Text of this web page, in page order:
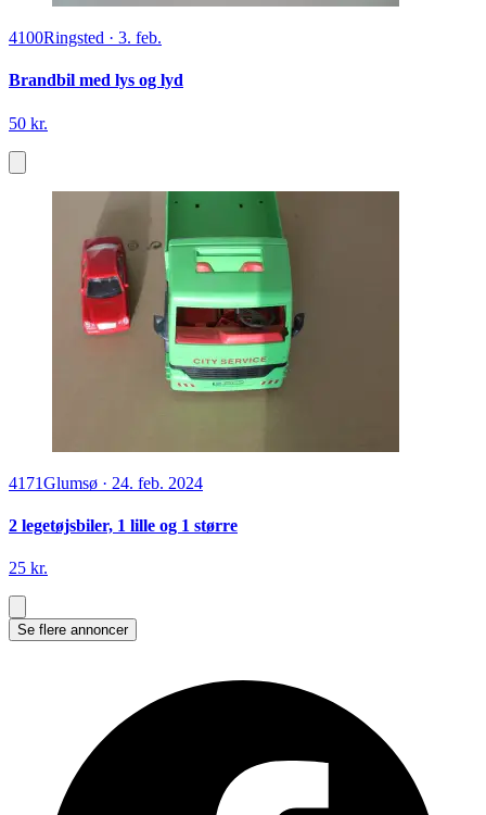
4100Ringsted · 3. feb.
Brandbil med lys og lyd
50 kr.
4171Glumsø · 24. feb. 2024
2 legetøjsbiler, 1 lille og 1 større
25 kr.
Se flere annoncer